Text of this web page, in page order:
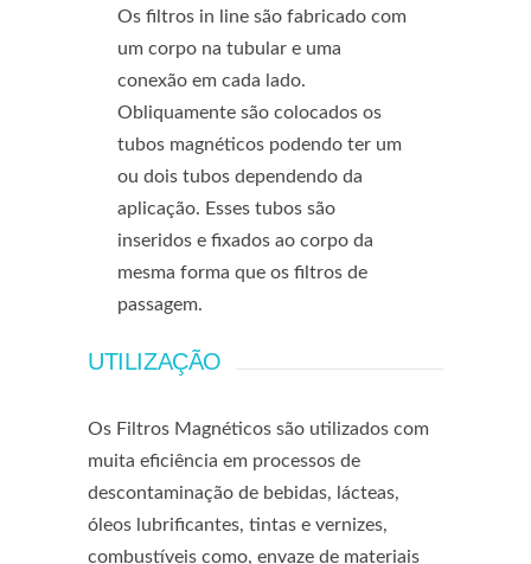
Os filtros in line são fabricado com
um corpo na tubular e uma
conexão em cada lado.
Obliquamente são colocados os
tubos magnéticos podendo ter um
ou dois tubos dependendo da
aplicação. Esses tubos são
inseridos e fixados ao corpo da
mesma forma que os filtros de
passagem.
UTILIZAÇÃO
Os Filtros Magnéticos são utilizados com
muita eficiência em processos de
descontaminação de bebidas, lácteas,
óleos lubrificantes, tintas e vernizes,
combustíveis como, envaze de materiais